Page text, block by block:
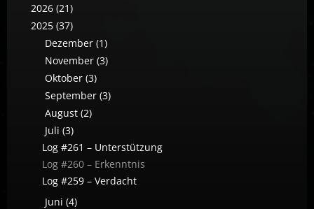
2026 (21)
2025 (37)
Dezember (1)
November (3)
Oktober (3)
September (3)
August (2)
Juli (3)
Log #261 – Unterstützung
Log #260 – Erkenntnis
Log #259 – Verdacht
Juni (4)